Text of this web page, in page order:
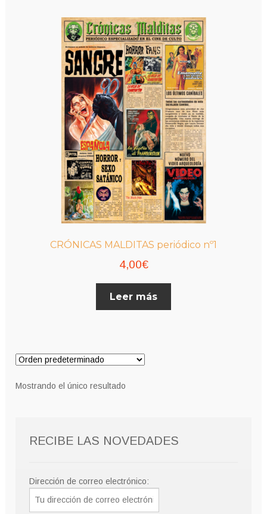
CRÓNICAS MALDITAS periódico nº1
4,00€
Leer más
Mostrando el único resultado
RECIBE LAS NOVEDADES
Dirección de correo electrónico: